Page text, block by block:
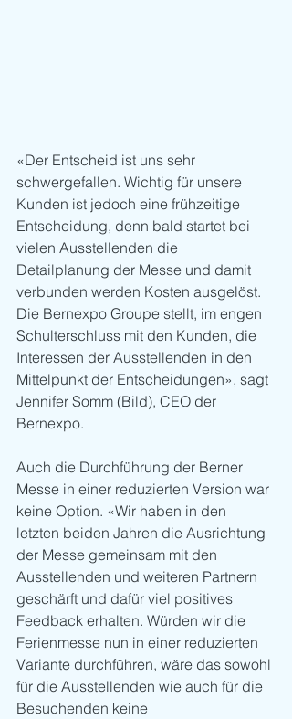
«Der Entscheid ist uns sehr
schwergefallen. Wichtig für unsere
Kunden ist jedoch eine frühzeitige
Entscheidung, denn bald startet bei
vielen Ausstellenden die
Detailplanung der Messe und damit
verbunden werden Kosten ausgelöst.
Die Bernexpo Groupe stellt, im engen
Schulterschluss mit den Kunden, die
Interessen der Ausstellenden in den
Mittelpunkt der Entscheidungen», sagt
Jennifer Somm (Bild), CEO der
Bernexpo.
Auch die Durchführung der Berner
Messe in einer reduzierten Version war
keine Option. «Wir haben in den
letzten beiden Jahren die Ausrichtung
der Messe gemeinsam mit den
Ausstellenden und weiteren Partnern
geschärft und dafür viel positives
Feedback erhalten. Würden wir die
Ferienmesse nun in einer reduzierten
Variante durchführen, wäre das sowohl
für die Ausstellenden wie auch für die
Besuchenden keine